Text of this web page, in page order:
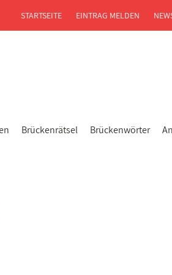
Brückenrätsel Brückenwörter
STARTSEITE EINTRAG MELDEN